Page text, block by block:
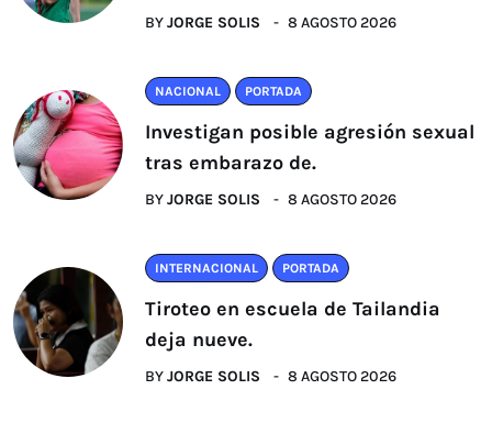
BYJORGE SOLIS 8 AGOSTO 2026
NACIONAL PORTADA
Investigan posible agresión sexual
tras embarazo de.
BYJORGE SOLIS 8 AGOSTO 2026
INTERNACIONAL PORTADA
Tiroteo en escuela de Tailandia
deja nueve.
BYJORGE SOLIS 8 AGOSTO 2026